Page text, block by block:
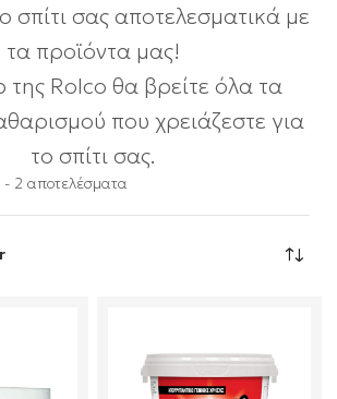
σπίτι σας αποτελεσματικά με
τα προϊόντα μας!
της Rolco θα βρείτε όλα τα
που χρειάζεστε για
το σπίτι σας.
- 2 αποτελέσματα